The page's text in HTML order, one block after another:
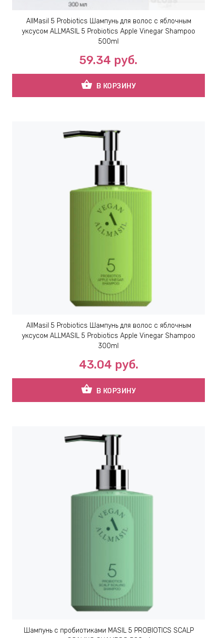
AllMasil 5 Probiotics Шампунь для волос с яблочным
уксусом ALLMASIL 5 Probiotics Apple Vinegar Shampoo
500ml
59.34 руб.
shopping_basket В КОРЗИНУ
AllMasil 5 Probiotics Шампунь для волос с яблочным
уксусом ALLMASIL 5 Probiotics Apple Vinegar Shampoo
300ml
43.04 руб.
shopping_basket В КОРЗИНУ
Шампунь с пробиотиками MASIL 5 PROBIOTICS SCALP